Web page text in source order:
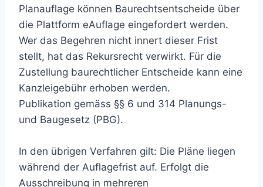
Planauflage können Baurechtsentscheide über
die Plattform eAuflage eingefordert werden.
Wer das Begehren nicht innert dieser Frist
stellt, hat das Rekursrecht verwirkt. Für die
Zustellung baurechtlicher Entscheide kann eine
Kanzleigebühr erhoben werden.
Publikation gemäss §§ 6 und 314 Planungs-
und Baugesetz (PBG).
In den übrigen Verfahren gilt: Die Pläne liegen
während der Auflagefrist auf. Erfolgt die
Ausschreibung in mehreren